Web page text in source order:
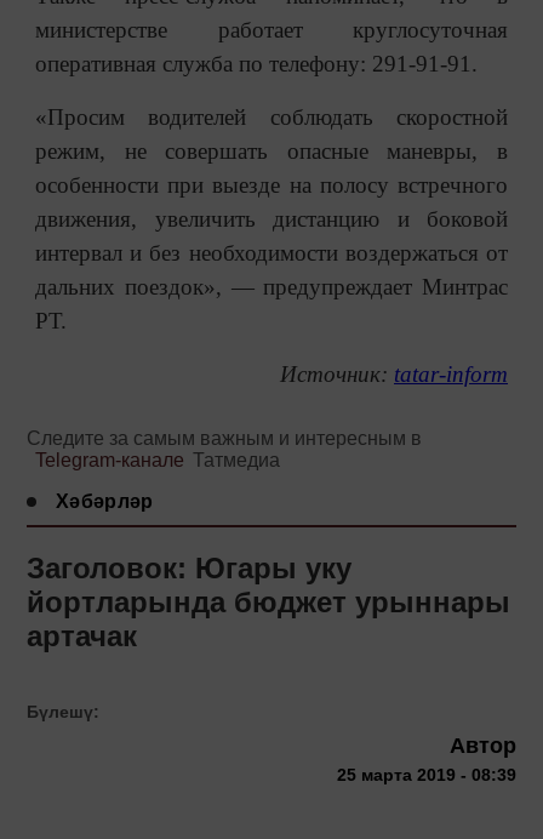
министерстве работает круглосуточная
оперативная служба по телефону: 291-91-91.
«Просим водителей соблюдать скоростной
режим, не совершать опасные маневры, в
особенности при выезде на полосу встречного
движения, увеличить дистанцию и боковой
интервал и без необходимости воздержаться от
дальних поездок», — предупреждает Минтрас
РТ.
Источник: tatar-inform
Следите за самым важным и интересным в
Telegram-канале Татмедиа
Хәбәрләр
Заголовок: Югары уку
йортларында бюджет урыннары
артачак
Бүлешү:
Автор
25 марта 2019 - 08:39